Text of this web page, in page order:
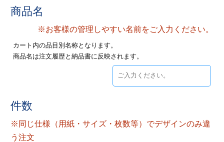
印刷
ファイル印刷
ァイル印刷
印刷
名刺印刷
ムカード印刷
刷
商品名
※お客様の管理しやすい名前をご入力ください。
カート内の品目別名称となります。
商品名は注文履歴と納品書に反映されます。
件数
※同じ仕様（用紙・サイズ・枚数等）でデザインのみ違
う注文